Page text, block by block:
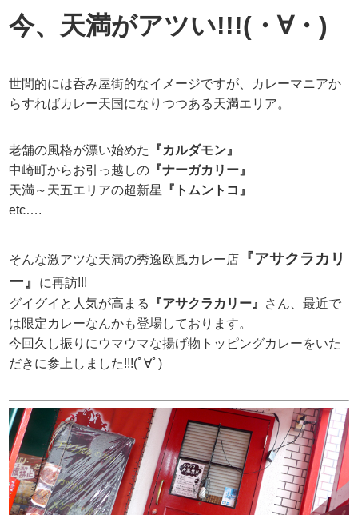
今、天満がアツい!!!(・∀・)
世間的には呑み屋街的なイメージですが、カレーマニアか
らすればカレー天国になりつつある天満エリア。
老舗の風格が漂い始めた
『カルダモン』
中崎町からお引っ越しの 『ナーガカリー』
天満～天五エリアの超新星
『トムントコ』
etc….
そんな激アツな天満の秀逸欧風カレー店
『アサクラカリ
ー』
に再訪!!!
グイグイと人気が高まる
『アサクラカリー』
さん、最近で
は限定カレーなんかも登場しております。
今回久し振りにウマウマな揚げ物トッピングカレーをいた
だきに参上しました!!!(ﾟ∀ﾟ)